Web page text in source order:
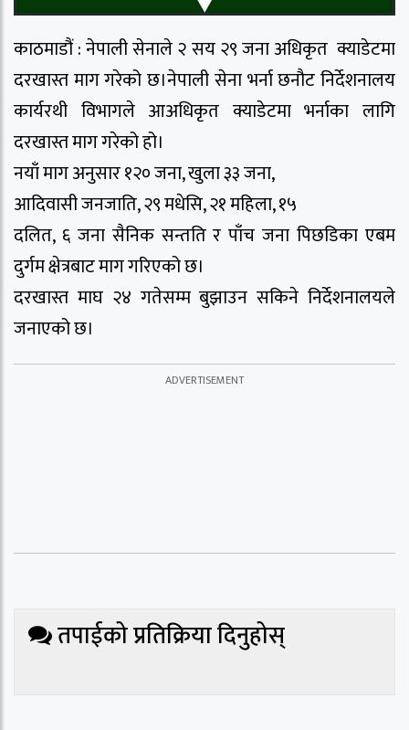
काठमाडौं : नेपाली सेनाले २ सय २९ जना अधिकृत क्याडेटमा
दरखास्त माग गरेको छ।नेपाली सेना भर्ना छनौट निर्देशनालय
कार्यरथी विभागले आअधिकृत क्याडेटमा भर्नाका लागि
दरखास्त माग गरेको हो।
नयाँ माग अनुसार १२० जना, खुला ३३ जना,
आदिवासी जनजाति, २९ मधेसि, २१ महिला, १५
दलित, ६ जना सैनिक सन्तति र पाँच जना पिछडिका एबम
दुर्गम क्षेत्रबाट माग गरिएको छ।
दरखास्त माघ २४ गतेसम्म बुझाउन सकिने निर्देशनालयले
जनाएको छ।
तपाईको प्रतिक्रिया दिनुहोस्